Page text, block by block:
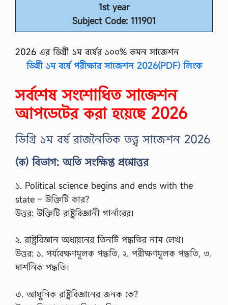
1st year
Subject Code: 111901
2026 এর ডিগ্রী ১ম বর্ষের ১০০% কমন সাজেশন
ডিগ্রী ১ম বর্ষে পরীক্ষার সাজেশন 2026(PDF) লিংক
সর্বশেষ সংশোধিত সাজেশন
আপডেটের করা হয়েছে 2026
ডিগ্রি ১ম বর্ষ রাজনৈতিক তত্ত্ব সাজেশন 2026
(ক) বিভাগ: অতি সংক্ষিপ্ত প্রশ্নোত্তর
১. Political science begins and ends with the
state – উক্তিটি কার?
উত্তর: উক্তিটি রাষ্ট্রবিজ্ঞানী গার্নারের।
২. রাষ্ট্রবিজ্ঞান অধ্যয়নের তিনটি পদ্ধতির নাম লেখ।
উত্তর: ১. পর্যবেক্ষণমূলক পদ্ধতি, ২. পরীক্ষণমূলক পদ্ধতি, ৩.
দার্শনিক পদ্ধতি।
৩. আধুনিক রাষ্ট্রবিজ্ঞানের জনক কে?